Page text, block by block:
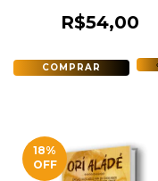
R$54,00
18%
OFF